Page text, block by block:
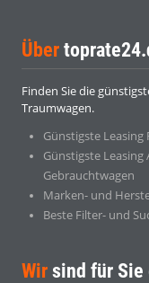
Über
Finden Sie die
Traumwagen.
Günstigste Leasing
Günstigste
Gebrauchtwagen
Marken- und
Beste Filter- und
Wir sind für Sie